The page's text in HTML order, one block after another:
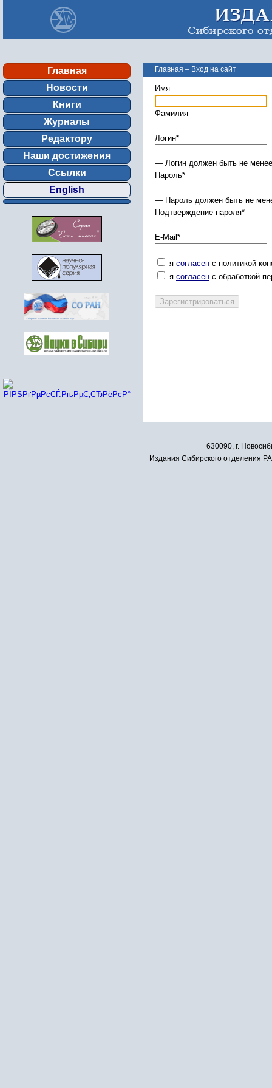
Главная
Новости
Книги
Журналы
Редактору
Наши достижения
Ссылки
English
Главная – Вход на сайт
Имя
Фамилия
Логин*
— Логин должен быть не
Пароль*
— Пароль должен быть не
Подтверждение пароля*
E-Mail *
я согласен с политикой
я согласен с обработкой
630090, г.
Издания Сибирского отделения